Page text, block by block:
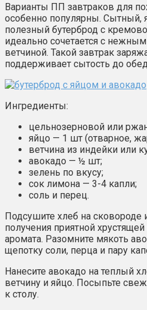
Варианты ПП завтраков для
особенно популярны. Сытный,
полезный бутерброд с
идеально сочетается с
ветчиной. Такой завтрак
поддерживает сытость до
Ингредиенты:
цельнозерновой или
яйцо — 1 шт (отварное,
ветчина из индейки или
авокадо — ½ шт;
зелень по вкусу;
сок лимона — 3-4 капли;
соль и перец.
Подсушите хлеб на сковороде
получения приятной
аромата. Разомните мякоть
щепотку соли, перца и пару
Нанесите авокадо на теплый
ветчину и яйцо. Посыпьте
к столу.